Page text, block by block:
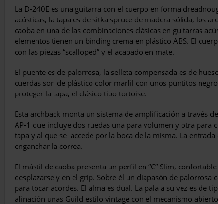
La D-240E es una guitarra con el cuerpo en forma
acústicas, la tapa es de sitka spruce de madera sólida, los
caoba en una de las combinaciones clásicas en guitarras
elementos tienen un binding crema en plástico ABS. El
con las piezas “scalloped” y el acabado en mate.
El puente es de palorrosa, la selleta compensada es de
cuerdas son de plástico color marfil con unos puntitos
proteger la tapa, el clásico tipo tortoise.
Esta archback monta un sistema de amplificación a través
AP-1 que incluye dos ruedas una para volumen y otra para
tapa y al que se accede por la boca de la misma. La
enganchar la correa.
El mástil de caoba presenta un perfil en “C” Slim,
desplazarse y en el grip. Sobre él un diapasón de palorrosa
para tocar acordes. El alma es dual. La pala a su vez es de
afinación unas Guild estilo vintage con el mecanismo